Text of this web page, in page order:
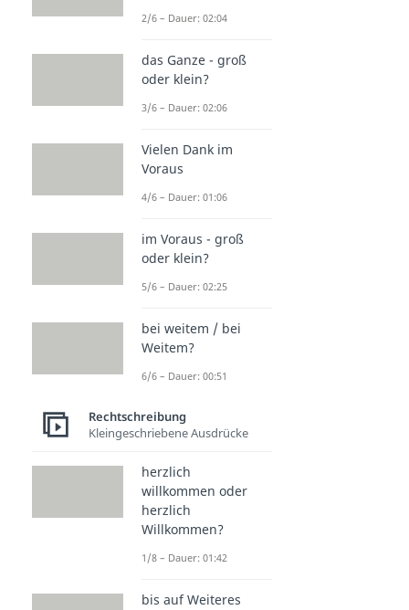
2/6 – Dauer: 02:04
das Ganze - groß
oder klein?
3/6 – Dauer: 02:06
Vielen Dank im
Voraus
4/6 – Dauer: 01:06
im Voraus - groß
oder klein?
5/6 – Dauer: 02:25
bei weitem / bei
Weitem?
6/6 – Dauer: 00:51
Rechtschreibung
Kleingeschriebene Ausdrücke
herzlich
willkommen oder
herzlich
Willkommen?
1/8 – Dauer: 01:42
bis auf Weiteres